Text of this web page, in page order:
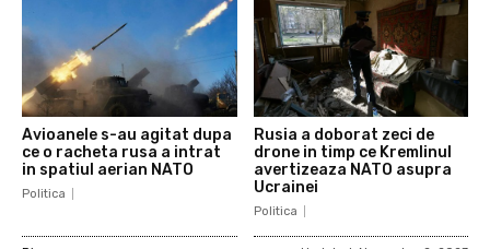
Avioanele s-au agitat dupa
ce o racheta rusa a intrat
in spatiul aerian NATO
Politica
Rusia a doborat zeci de
drone in timp ce Kremlinul
avertizeaza NATO asupra
Ucrainei
Politica